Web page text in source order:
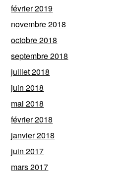
février 2019
novembre 2018
octobre 2018
septembre 2018
juillet 2018
juin 2018
mai 2018
février 2018
janvier 2018
juin 2017
mars 2017